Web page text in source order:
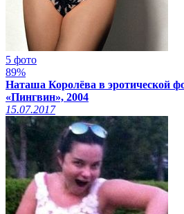
5 фото
89%
Наташа Королёва в эротической
«Пингвин», 2004
15.07.2017